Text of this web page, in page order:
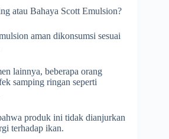
atau Bahaya Scott Emulsion?
aman dikonsumsi sesuai
lainnya, beberapa orang
samping ringan seperti
produk ini tidak dianjurkan
terhadap ikan.